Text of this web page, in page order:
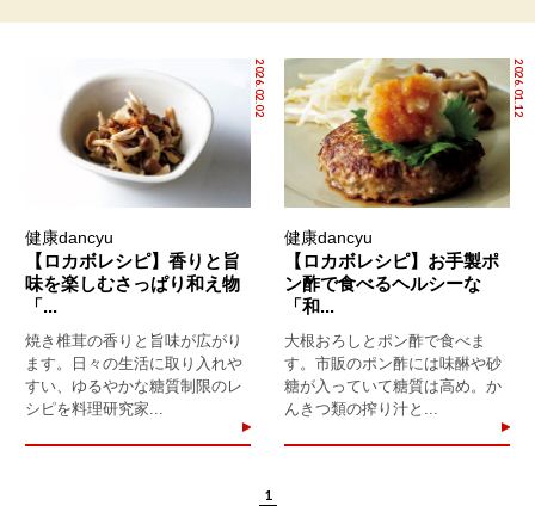
2026.02.02
健康dancyu
【ロカボレシピ】香りと旨
味を楽しむさっぱり和え物
「...
焼き椎茸の香りと旨味が広がり
ます。日々の生活に取り入れや
すい、ゆるやかな糖質制限のレ
シピを料理研究家...
2026.01.12
健康dancyu
【ロカボレシピ】お手製ポ
ン酢で食べるヘルシーな
「和...
大根おろしとポン酢で食べま
す。市販のポン酢には味醂や砂
糖が入っていて糖質は高め。か
んきつ類の搾り汁と...
1